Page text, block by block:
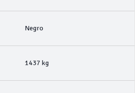
Negro
1437 kg